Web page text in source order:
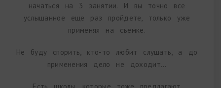
начаться на 3 занятии. И вы точно все
услышанное еще раз пройдете, только уже
применяя на съемке.
Не буду спорить, кто-то любит слушать, а до
применения дело не доходит…